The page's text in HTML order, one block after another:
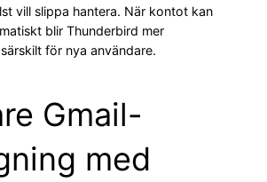
vill slippa hantera. När kontot kan
blir Thunderbird mer
för nya användare.
Gmail-
med